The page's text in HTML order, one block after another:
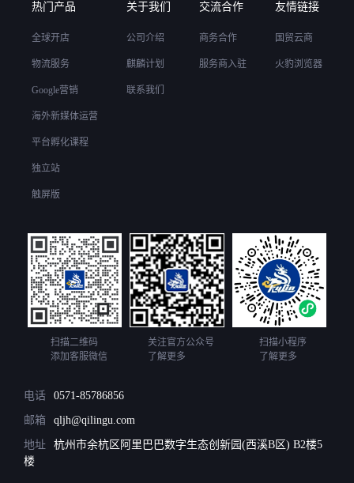
热门产品
全球开店
物流服务
Google营销
海外新媒体运营
平台孵化课程
独立站
触屏版
关于我们
公司介绍
麒麟计划
联系我们
交流合作
商务合作
服务商入驻
友情链接
国贸云商
火豹浏览器
扫描二维码
添加客服微信
关注官方公众号
了解更多
扫描小程序
了解更多
电话 0571-85786856
邮箱 qljh@qilingu.com
地址
杭州市余杭区阿里巴巴数字生态创新园(西溪B区) B2楼5
楼